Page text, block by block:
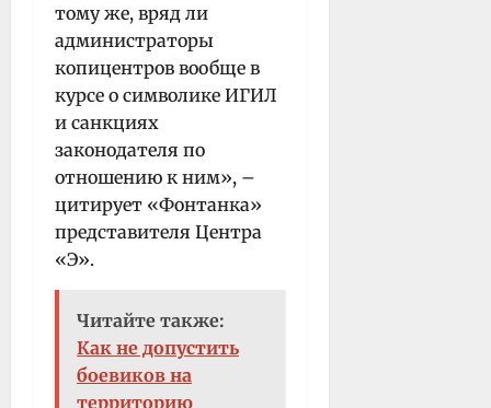
тому же, вряд ли
администраторы
копицентров вообще в
курсе о символике ИГИЛ
и санкциях
законодателя по
отношению к ним», –
цитирует «Фонтанка»
представителя Центра
«Э».
Читайте также:
Как не допустить
боевиков на
территорию